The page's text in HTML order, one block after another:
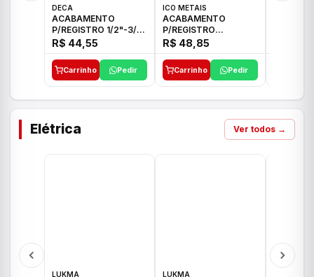
DECA
ACABAMENTO
P/REGISTRO 1/2"-3/4"
E 1"C21.PQ DECA
R$ 44,55
Carrinho Pedir
ICO METAIS
ACABAMENTO
P/REGISTRO
1/2"-3/4"-1" ACB M
CS 33 ICO
R$ 48,85
Carrinho Pedir
Elétrica Ver todos →
LUKMA LUKMA